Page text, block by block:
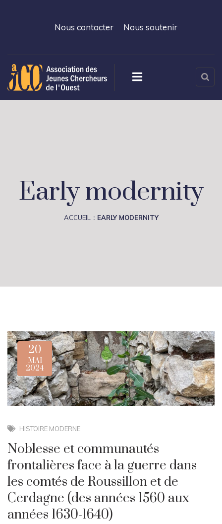
Nous contacter Nous soutenir
Early modernity
ACCUEIL EARLY MODERNITY
20
MAI
2024
HISTOIRE MODERNE
Noblesse et communautés
frontalières face à la guerre dans
les comtés de Roussillon et de
Cerdagne (des années 1560 aux
années 1630-1640)